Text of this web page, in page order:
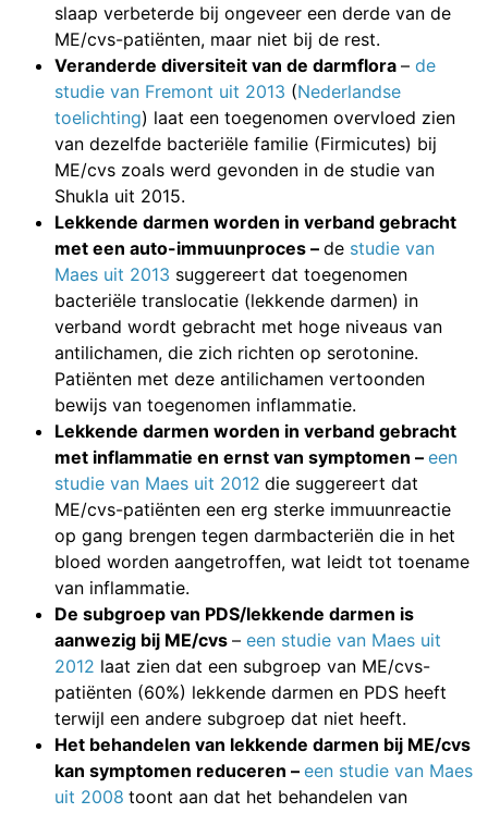
slaap verbeterde bij ongeveer een derde van de
ME/cvs-patiënten, maar niet bij de rest.
Veranderde diversiteit van de darmflora – de
studie van Fremont uit 2013 (Nederlandse
toelichting) laat een toegenomen overvloed zien
van dezelfde bacteriële familie (Firmicutes) bij
ME/cvs zoals werd gevonden in de studie van
Shukla uit 2015.
Lekkende darmen worden in verband gebracht
met een auto-immuunproces – de studie van
Maes uit 2013 suggereert dat toegenomen
bacteriële translocatie (lekkende darmen) in
verband wordt gebracht met hoge niveaus van
antilichamen, die zich richten op serotonine.
Patiënten met deze antilichamen vertoonden
bewijs van toegenomen inflammatie.
Lekkende darmen worden in verband gebracht
met inflammatie en ernst van symptomen – een
studie van Maes uit 2012 die suggereert dat
ME/cvs-patiënten een erg sterke immuunreactie
op gang brengen tegen darmbacteriën die in het
bloed worden aangetroffen, wat leidt tot toename
van inflammatie.
De subgroep van PDS/lekkende darmen is
aanwezig bij ME/cvs – een studie van Maes uit
2012 laat zien dat een subgroep van ME/cvs-
patiënten (60%) lekkende darmen en PDS heeft
terwijl een andere subgroep dat niet heeft.
Het behandelen van lekkende darmen bij ME/cvs
kan symptomen reduceren – een studie van Maes
uit 2008 toont aan dat het behandelen van